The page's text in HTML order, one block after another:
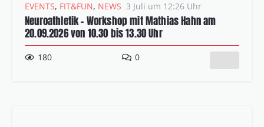
EVENTS, FIT&FUN, NEWS 3 Juli um 12:26 Uhr
Neuroathletik – Workshop mit Mathias Hahn am
20.09.2026 von 10.30 bis 13.30 Uhr
180 0